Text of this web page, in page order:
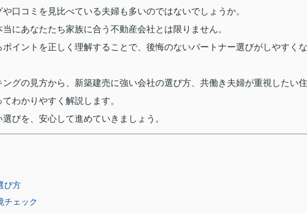
口コミを見比べている夫婦も多いのではないでしょうか。
にあなたたち家族に合う不動産会社とは限りません。
イントを正しく理解することで、後悔のないパートナー選びがしやすくな
グの見方から、新築建売に強い会社の選び方、共働き夫婦が重視したい住
わかりやすく解説します。
びを、安心して進めていきましょう。
び方
チェック